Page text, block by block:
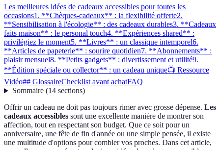
Les meilleures idées de cadeaux accessibles pour toutes les
occasions1. **Chèques-cadeaux** : la flexibilité offerte2.
**Sensibilisation à l'écologie** : des cadeaux durables3. **Cadeaux
faits maison** : le personal touch4. **Expériences shared** :
privilégiez le moment5. **Livres** : un classique intemporel6.
**Articles de papeterie** : sourire quotidien7. **Abonnements** :
plaisir mensuel8. **Petits gadgets** : divertissement et utilité9.
**Édition spéciale ou collector** : un cadeau unique📺 Ressource
Vidéo## GlossaireChecklist avant achatFAQ
Sommaire(14 sections)
Offrir un cadeau ne doit pas toujours rimer avec grosse dépense. Les
cadeaux accessibles sont une excellente manière de montrer son
affection, tout en respectant son budget. Que ce soit pour un
anniversaire, une fête de fin d'année ou une simple pensée, il existe
une multitude d'options pour combler vos proches. Dans cet article,